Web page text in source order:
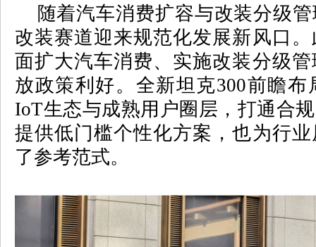
随着汽车消费扩容与改装分级管
改装赛道迎来规范化发展新风口
面扩大汽车消费、实施改装分级
放政策利好。全新坦克300前瞻布
IoT生态与成熟用户圈层，打通合
提供低门槛个性化方案，也为行
了参考范式。